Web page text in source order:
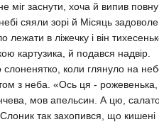
міг заснути, хоча й випив
сяяли зорі й Місяць
в ліжечку і він
картузика, й подався надвір.
коли глянуло на
з неба. «Ось ця - рожевенька,
мов апельсин. А цю,
так захопився, що